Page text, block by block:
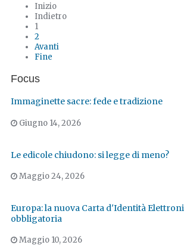
Inizio
Indietro
1
2
Avanti
Fine
Focus
Immaginette sacre: fede e tradizione
Giugno 14, 2026
Le edicole chiudono: si legge di meno?
Maggio 24, 2026
Europa: la nuova Carta d'Identità
obbligatoria
Maggio 10, 2026